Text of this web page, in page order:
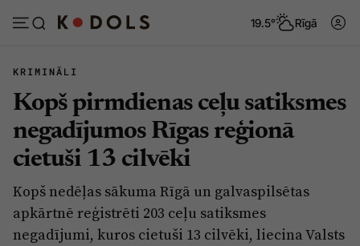
19.5° Rīgā
Abonēt Pieslēgties
Ziņas
Politika
Pašvaldības
Viedokļi
Dzīve un ticība
KRIMINĀLI
Kopš pirmdienas ceļu satiksmes
negadījumos Rīgas reģionā
cietuši 13 cilvēki
Kopš nedēļas sākuma Rīgā un galvaspilsētas
apkārtnē reģistrēti 203 ceļu satiksmes
negadījumi, kuros cietuši 13 cilvēki, liecina Valsts